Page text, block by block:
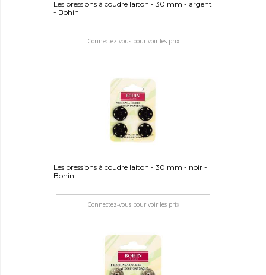
Les pressions à coudre laiton - 30 mm - argent
- Bohin
Connectez-vous pour voir les prix
Les pressions à coudre laiton - 30 mm - noir -
Bohin
Connectez-vous pour voir les prix